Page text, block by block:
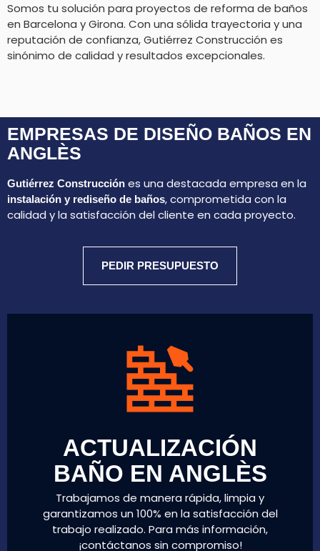
Somos tu solución para proyectos de reforma de baños
en Barcelona y Girona. Con una sólida trayectoria y una
reputación de confianza, Gutiérrez Construcción es
sinónimo de calidad y resultados excepcionales.
EMPRESAS DE DISEÑO BAÑOS EN
ANGLÈS
Gutiérrez Construcción es una destacada empresa en la
instalación y rediseño de baños, comprometida con la
calidad y la satisfacción del cliente en cada proyecto.
PEDIR PRESUPUESTO
ACTUALIZACIÓN
BAÑO EN ANGLÈS
Trabajamos de manera rápida, limpia y
garantizamos un 100% en la satisfacción del
trabajo realizado. Para más información,
¡contáctanos sin compromiso!